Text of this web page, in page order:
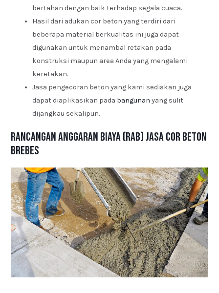
bertahan dengan baik terhadap segala cuaca.
Hasil dari adukan cor beton yang terdiri dari
beberapa material berkualitas ini juga dapat
digunakan untuk menambal retakan pada
konstruksi maupun area Anda yang mengalami
keretakan.
Jasa pengecoran beton yang kami sediakan juga
dapat diaplikasikan pada bangunan yang sulit
dijangkau sekalipun.
Rancangan Anggaran Biaya (RAB) Jasa Cor Beton
Brebes